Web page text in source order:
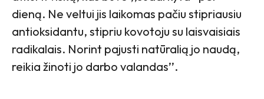
dieną. Ne veltui jis laikomas pačiu stipriausiu
antioksidantu, stipriu kovotoju su laisvaisiais
radikalais. Norint pajusti natūralią jo naudą,
reikia žinoti jo darbo valandas’’.